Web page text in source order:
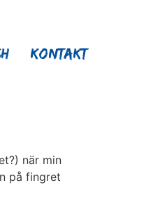
Kontakt
när min
på fingret